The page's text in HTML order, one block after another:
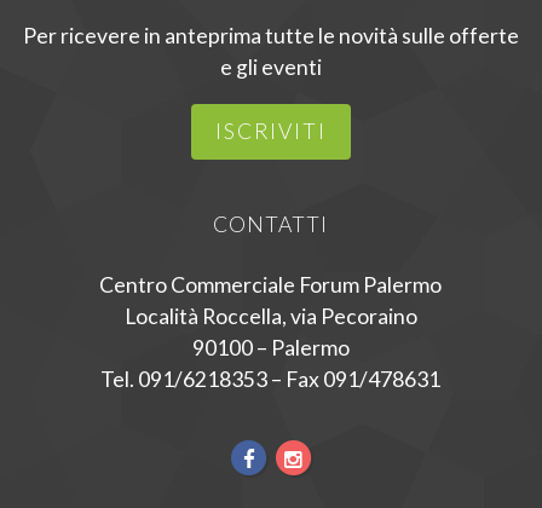
Per ricevere in anteprima tutte le novità sulle offerte
e gli eventi
ISCRIVITI
CONTATTI
Centro Commerciale Forum Palermo
Località Roccella, via Pecoraino
90100 – Palermo
Tel. 091/6218353 – Fax 091/478631